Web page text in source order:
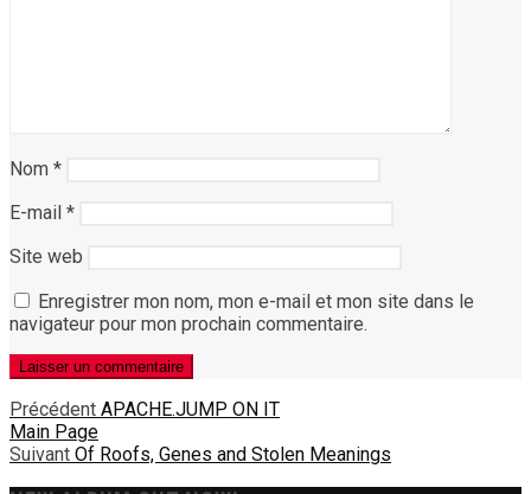
Nom *
E-mail *
Site web
Enregistrer mon nom, mon e-mail et mon site dans le
navigateur pour mon prochain commentaire.
Précédent APACHE.JUMP ON IT
Main Page
Suivant Of Roofs, Genes and Stolen Meanings